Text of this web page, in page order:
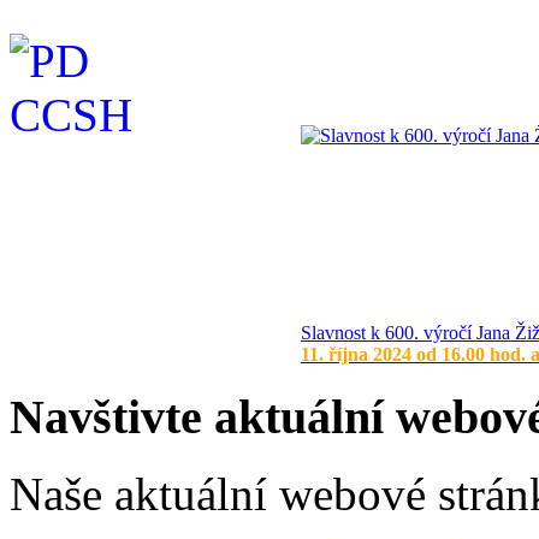
Slavnost k 600. výročí Jana
11. října 2024 od 16.00 hod.
Navštivte aktuální
Naše aktuální webové